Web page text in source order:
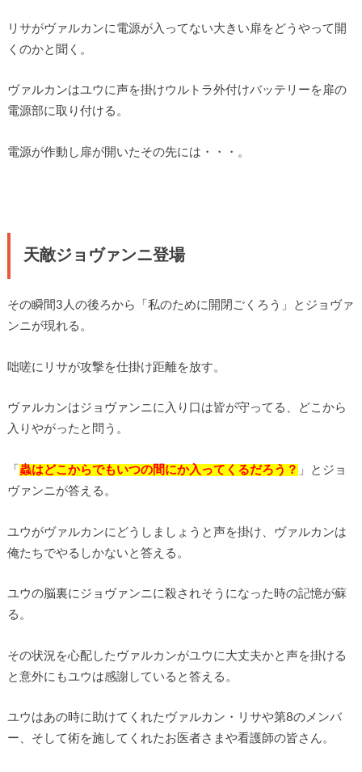
リサがヴァルカンに電源が入ってない大きい扉をどうやって開
くのかと聞く。
ヴァルカンはユウに声を掛けウルトラ外付けバッテリーを扉の
電源部に取り付ける。
電源が作動し扉が開いたその先には・・・。
天敵ジョヴァンニ登場
その瞬間3人の後ろから「私のために開閉ごくろう」とジョヴァ
ンニが現れる。
咄嗟にリサが攻撃を仕掛け距離を放す。
ヴァルカンはジョヴァンニに入り口は皆が守ってる、どこから
入りやがったと問う。
「 蟲はどこからでもいつの間にか入ってくるだろう？ 」とジョ
ヴァンニが答える。
ユウがヴァルカンにどうしましょうと声を掛け、ヴァルカンは
俺たちでやるしかないと答える。
ユウの脳裏にジョヴァンニに殺されそうになった時の記憶が蘇
る。
その状況を心配したヴァルカンがユウに大丈夫かと声を掛ける
と意外にもユウは感謝していると答える。
ユウはあの時に助けてくれたヴァルカン・リサや第8のメンバ
ー、そして術を施してくれたお医者さまや看護師の皆さん。